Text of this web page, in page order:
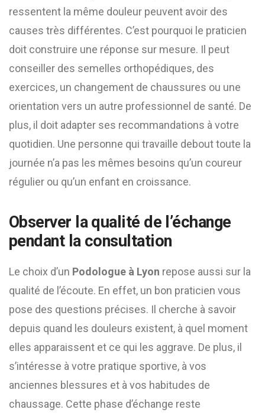
ressentent la même douleur peuvent avoir des
causes très différentes. C’est pourquoi le praticien
doit construire une réponse sur mesure. Il peut
conseiller des semelles orthopédiques, des
exercices, un changement de chaussures ou une
orientation vers un autre professionnel de santé. De
plus, il doit adapter ses recommandations à votre
quotidien. Une personne qui travaille debout toute la
journée n’a pas les mêmes besoins qu’un coureur
régulier ou qu’un enfant en croissance.
Observer la qualité de l’échange
pendant la consultation
Le choix d’un Podologue à Lyon repose aussi sur la
qualité de l’écoute. En effet, un bon praticien vous
pose des questions précises. Il cherche à savoir
depuis quand les douleurs existent, à quel moment
elles apparaissent et ce qui les aggrave. De plus, il
s’intéresse à votre pratique sportive, à vos
anciennes blessures et à vos habitudes de
chaussage. Cette phase d’échange reste